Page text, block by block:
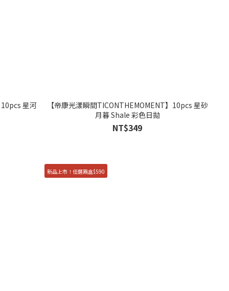
星河
【帝康光漾瞬間TICONTHEMOMENT】10pcs 星砂
月暮 Shale 彩色日拋
NT$349
新品上市！任選兩盒$590